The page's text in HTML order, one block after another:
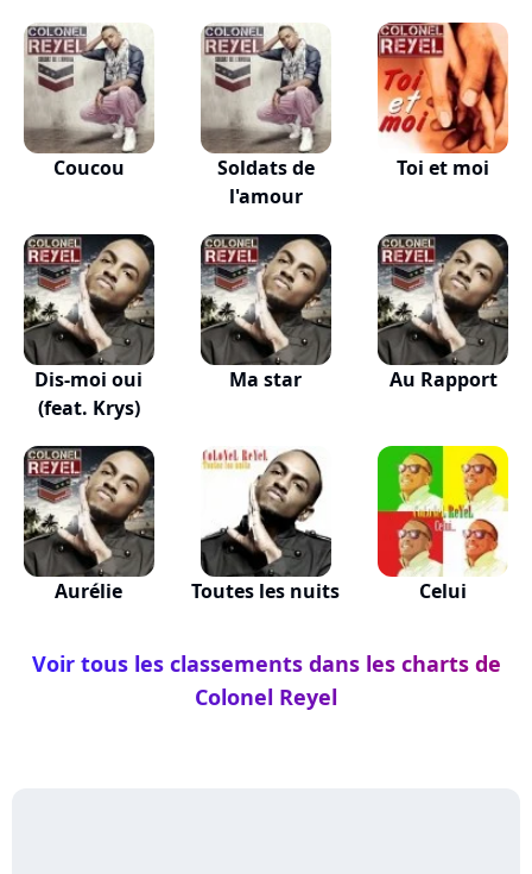
Coucou
Soldats de
l'amour
Toi et moi
Dis-moi oui
(feat. Krys)
Ma star Au Rapport
Aurélie Toutes les nuits Celui
Voir tous les classements dans les charts de
Colonel Reyel